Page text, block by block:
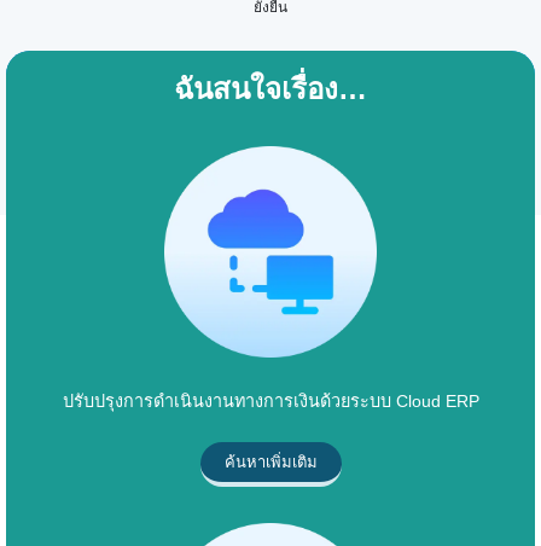
ยั่งยืน
ฉันสนใจเรื่อง…
ปรับปรุงการดำเนินงานทางการเงินด้วยระบบ Cloud ERP
ค้นหาเพิ่มเติม